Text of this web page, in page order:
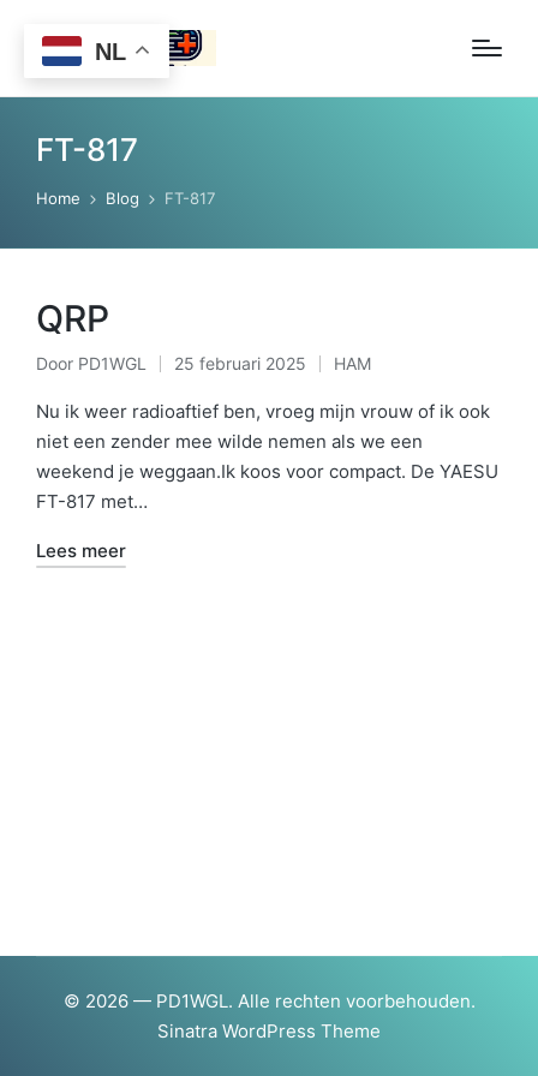
FT-817
Home Blog FT-817
QRP
Geplaatst
door
Door PD1WGL 25 februari 2025
Geplaatst
in
HAM
Nu ik weer radioaftief ben, vroeg mijn vrouw of ik ook
niet een zender mee wilde nemen als we een
weekend je weggaan.Ik koos voor compact. De YAESU
FT-817 met…
Lees meer
© 2026 — PD1WGL. Alle rechten voorbehouden.
Sinatra WordPress Theme
NL